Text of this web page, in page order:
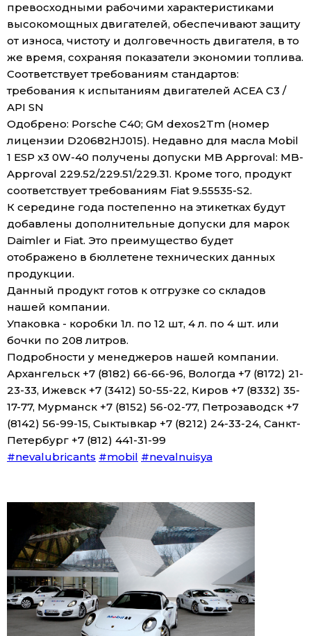
превосходными рабочими характеристиками
высокомощных двигателей, обеспечивают защиту
от износа, чистоту и долговечность двигателя, в то
же время, сохраняя показатели экономии топлива.
Соответствует требованиям стандартов:
требования к испытаниям двигателей ACEA C3 /
API SN
Одобрено: Porsche C40; GM dexos2Tm (номер
лицензии D20682HJ015). Недавно для масла Mobil
1 ESP x3 0W-40 получены допуски MB Approval: MB-
Approval 229.52/229.51/229.31. Кроме того, продукт
соответствует требованиям Fiat 9.55535-S2.
К середине года постепенно на этикетках будут
добавлены дополнительные допуски для марок
Daimler и Fiat. Это преимущество будет
отображено в бюллетене технических данных
продукции.
Данный продукт готов к отгрузке со складов
нашей компании.
Упаковка - коробки 1л. по 12 шт, 4 л. по 4 шт. или
бочки по 208 литров.
Подробности у менеджеров нашей компании.
Архангельск +7 (8182) 66-66-96, Вологда +7 (8172) 21-
23-33, Ижевск +7 (3412) 50-55-22, Киров +7 (8332) 35-
17-77, Мурманск +7 (8152) 56-02-77, Петрозаводск +7
(8142) 56-99-15, Сыктывкар +7 (8212) 24-33-24, Санкт-
Петербург +7 (812) 441-31-99
#nevalubricants #mobil #nevalnuisya